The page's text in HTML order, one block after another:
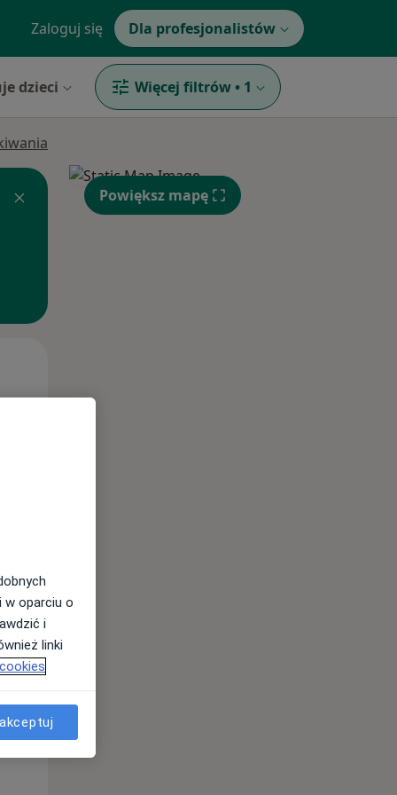
Zaloguj się Dla profesjonalistów
dzieci Więcej filtrów • 1
Wt,
Powiększ mapę
w oparciu o
i
linki